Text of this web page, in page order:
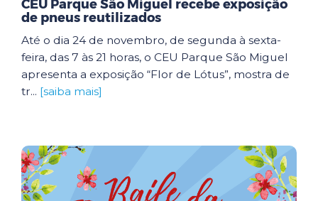
CEU Parque São Miguel recebe exposição
de pneus reutilizados
Até o dia 24 de novembro, de segunda à sexta-
feira, das 7 às 21 horas, o CEU Parque São Miguel
apresenta a exposição “Flor de Lótus”, mostra de
tr... [saiba mais]